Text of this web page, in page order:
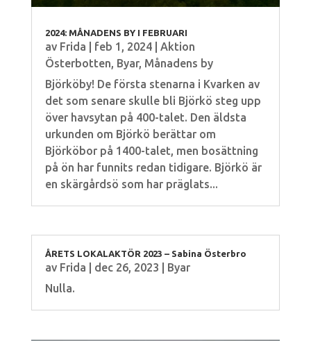
2024: MÅNADENS BY I FEBRUARI
av Frida feb 1, 2024| Aktion
Österbotten, Byar, Månadens by
Björköby! De första stenarna i Kvarken av
det som senare skulle bli Björkö steg upp
över havsytan på 400-talet. Den äldsta
urkunden om Björkö berättar om
Björköbor på 1400-talet, men bosättning
på ön har funnits redan tidigare. Björkö är
en skärgårdsö som har präglats...
ÅRETS LOKALAKTÖR 2023 – Sabina Österbro
av Frida dec 26, 2023
Byar
Nulla.